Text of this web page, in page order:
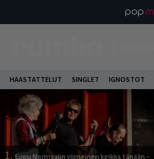
HAASTATTELUT SINGLET IGNOSTOT
1. Eppu Normaalin viimeinen keikka tänään –